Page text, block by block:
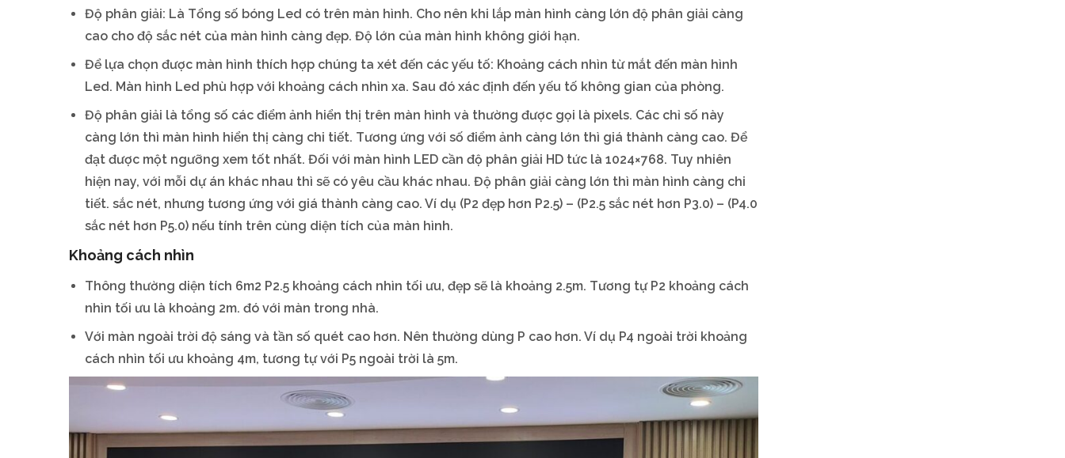
Độ phân giải: Là Tổng số bóng Led có trên màn hình. Cho nên khi lắp màn hình càng lớn độ phân giải càng
cao cho độ sắc nét của màn hình càng đẹp. Độ lớn của màn hình không giới hạn.
Để lựa chọn được màn hình thích hợp chúng ta xét đến các yếu tố: Khoảng cách nhìn từ mắt đến màn hình
Led. Màn hình Led phù hợp với khoảng cách nhìn xa. Sau đó xác định đến yếu tố không gian của phòng.
Độ phân giải là tổng số các điểm ảnh hiển thị trên màn hình và thường được gọi là pixels. Các chỉ số này
càng lớn thì màn hình hiển thị càng chi tiết. Tương ứng với số điểm ảnh càng lớn thì giá thành càng cao. Để
đạt được một ngưỡng xem tốt nhất. Đối với màn hình LED cần độ phân giải HD tức là 1024×768. Tuy nhiên
hiện nay, với mỗi dự án khác nhau thì sẽ có yêu cầu khác nhau. Độ phân giải càng lớn thì màn hình càng chi
tiết. sắc nét, nhưng tương ứng với giá thành càng cao. Ví dụ (P2 đẹp hơn P2.5) – (P2.5 sắc nét hơn P3.0) – (P4.0
sắc nét hơn P5.0) nếu tính trên cùng diện tích của màn hình.
Khoảng cách nhìn
Thông thường diện tích 6m2 P2.5 khoảng cách nhìn tối ưu, đẹp sẽ là khoảng 2.5m. Tương tự P2 khoảng cách
nhìn tối ưu là khoảng 2m. đó với màn trong nhà.
Với màn ngoài trời độ sáng và tần số quét cao hơn. Nên thường dùng P cao hơn. Ví dụ P4 ngoài trời khoảng
cách nhìn tối ưu khoảng 4m, tương tự với P5 ngoài trời là 5m.